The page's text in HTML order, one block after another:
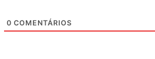
0 COMENTÁRIOS